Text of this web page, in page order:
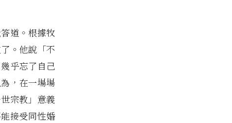
道。根據牧
。他說「不
乎忘了自己
，在一場場
宗教」意義
接受同性婚